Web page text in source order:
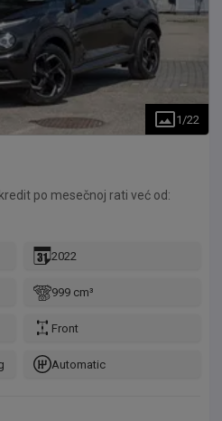
1 /22
po mesečnoj rati već od:
2022
999 cm³
Front
Automatic